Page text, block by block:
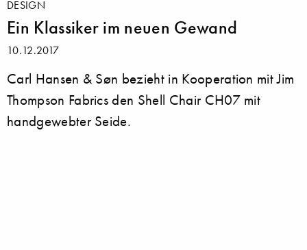
DESIGN
Ein Klassiker im neuen Gewand
10.12.2017
Carl Hansen & Søn bezieht in Kooperation mit Jim
Thompson Fabrics den Shell Chair CH07 mit
handgewebter Seide.